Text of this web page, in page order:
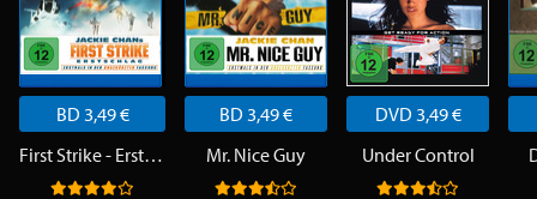
BD 3,49 €
First Strike - Erstschlag
BD 3,49 €
Mr. Nice Guy
DVD 3,49 €
Under Control